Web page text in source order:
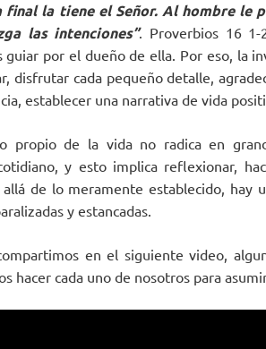
final la tiene el Señor. Al hombre le
las intenciones”. Proverbios 16
guiar por el dueño de ella. Por eso, la
disfrutar cada pequeño detalle,
establecer una narrativa de vida
propio de la vida no radica en
y esto implica reflexionar,
de lo meramente establecido, hay
y estancadas.
en el siguiente video,
hacer cada uno de nosotros para